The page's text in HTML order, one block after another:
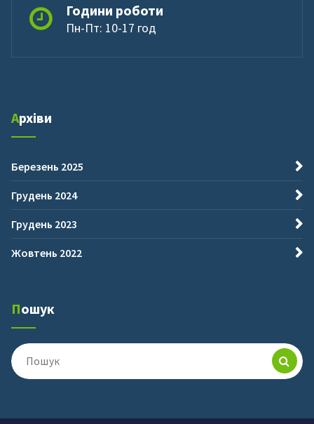
Години роботи
Пн-Пт: 10-17 год
Архіви
Березень 2025
Грудень 2024
Грудень 2023
Жовтень 2022
Пошук
Пошук
для: